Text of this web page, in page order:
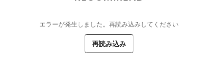
エラーが発生しました。再読み込みしてください
再読み込み